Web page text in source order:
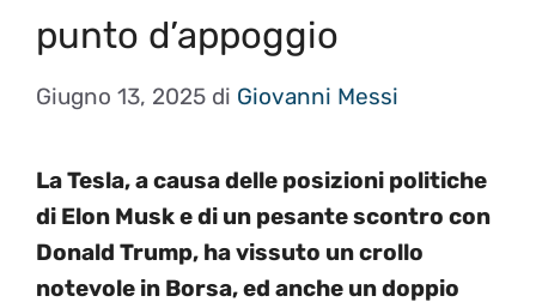
punto d’appoggio
Giugno 13, 2025 di Giovanni Messi
La Tesla, a causa delle posizioni politiche
di Elon Musk e di un pesante scontro con
Donald Trump, ha vissuto un crollo
notevole in Borsa, ed anche un doppio